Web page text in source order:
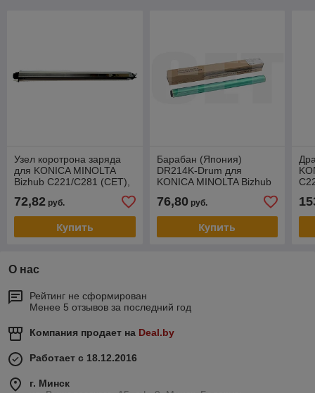
Узел коротрона заряда
для KONICA MINOLTA
Bizhub C221/C281 (CET),
72,82 руб.
Купить
Барабан (Япония)
DR214K-Drum для
KONICA MINOLTA Bizhub
C227/C287 (CET), (WW),
105000 стр., CET101083
76,80руб.
Купить
О нас
Рейтинг не сформирован
Менее 5 отзывов за последний год
Компания продает на Deal.by
Работает с 18.12.2016
г. Минск